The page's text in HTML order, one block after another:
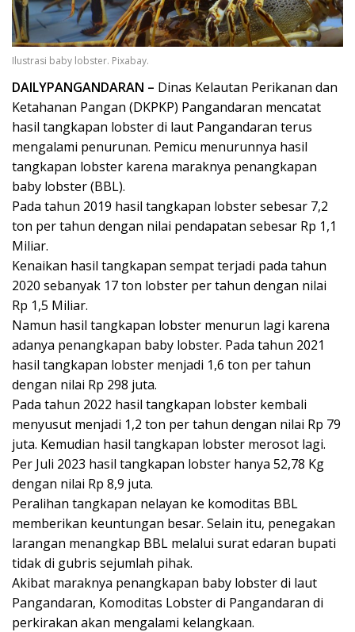
Ilustrasi baby lobster. Pixabay.
DAILYPANGANDARAN – Dinas Kelautan Perikanan dan
Ketahanan Pangan (DKPKP) Pangandaran mencatat
hasil tangkapan lobster di laut Pangandaran terus
mengalami penurunan. Pemicu menurunnya hasil
tangkapan lobster karena maraknya penangkapan
baby lobster (BBL).
Pada tahun 2019 hasil tangkapan lobster sebesar 7,2
ton per tahun dengan nilai pendapatan sebesar Rp 1,1
Miliar.
Kenaikan hasil tangkapan sempat terjadi pada tahun
2020 sebanyak 17 ton lobster per tahun dengan nilai
Rp 1,5 Miliar.
Namun hasil tangkapan lobster menurun lagi karena
adanya penangkapan baby lobster. Pada tahun 2021
hasil tangkapan lobster menjadi 1,6 ton per tahun
dengan nilai Rp 298 juta.
Pada tahun 2022 hasil tangkapan lobster kembali
menyusut menjadi 1,2 ton per tahun dengan nilai Rp 79
juta. Kemudian hasil tangkapan lobster merosot lagi.
Per Juli 2023 hasil tangkapan lobster hanya 52,78 Kg
dengan nilai Rp 8,9 juta.
Peralihan tangkapan nelayan ke komoditas BBL
memberikan keuntungan besar. Selain itu, penegakan
larangan menangkap BBL melalui surat edaran bupati
tidak di gubris sejumlah pihak.
Akibat maraknya penangkapan baby lobster di laut
Pangandaran, Komoditas Lobster di Pangandaran di
perkirakan akan mengalami kelangkaan.